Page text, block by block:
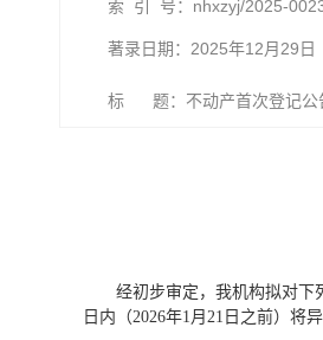
索 引 号：nhxzyj/2025-
著录日期：2025年12月29日
标 题：不动产首次登记公
经初步审定，我机构拟对下
日内（2026年1月21日之前）将